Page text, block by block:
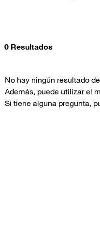
0 Resultados
No hay ningún resultado
Además, puede utilizar el
Si tiene alguna pregunta,